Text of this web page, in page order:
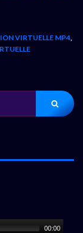
VIRTUELLE MP4
00:00